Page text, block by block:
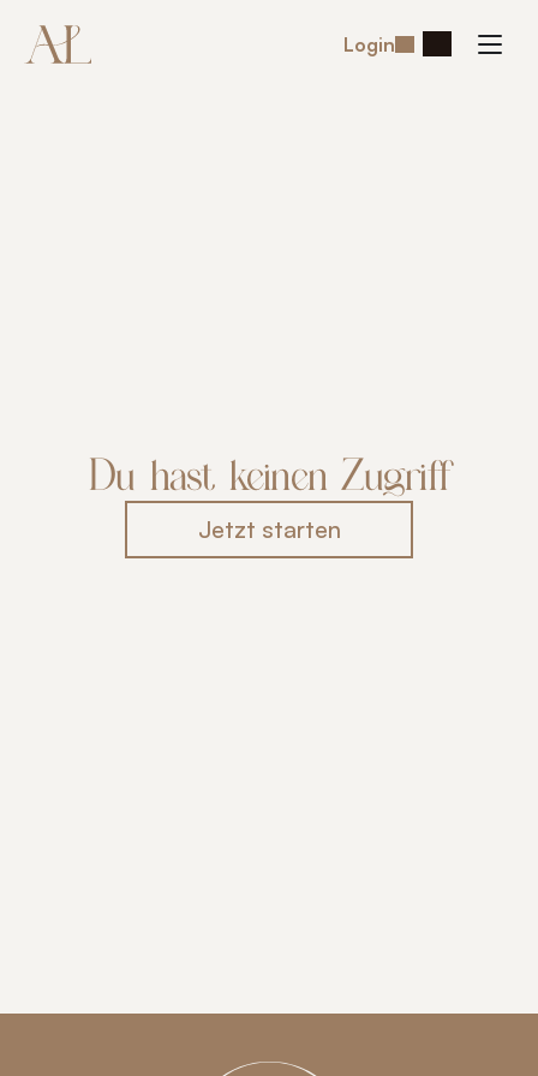
Du hast keinen Zugriff
Jetzt starten
Jetzt starten
Login